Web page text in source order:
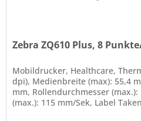
Zebra ZQ610 Plus, 8
Mobildrucker, Healthcare,
dpi), Medienbreite (max): 55,4
mm, Rollendurchmesser
(max.): 115 mm/Sek, Label